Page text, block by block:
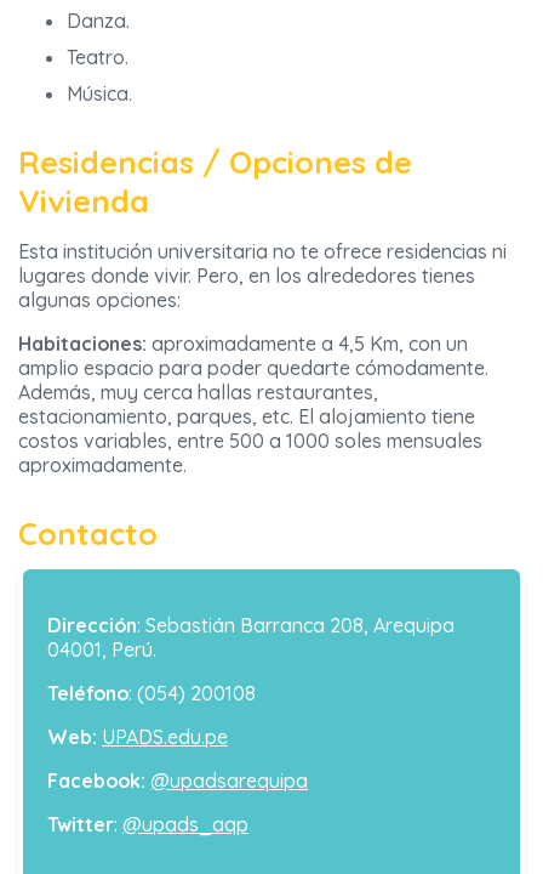
Danza.
Teatro.
Música.
Residencias / Opciones de
Vivienda
Esta institución universitaria no te ofrece residencias ni
lugares donde vivir. Pero, en los alrededores tienes
algunas opciones:
Habitaciones: aproximadamente a 4,5 Km, con un
amplio espacio para poder quedarte cómodamente.
Además, muy cerca hallas restaurantes,
estacionamiento, parques, etc. El alojamiento tiene
costos variables, entre 500 a 1000 soles mensuales
aproximadamente.
Contacto
Dirección: Sebastián Barranca 208, Arequipa
04001, Perú.
Teléfono: (054) 200108
Web: UPADS.edu.pe
Facebook: @upadsarequipa
Twitter: @upads_aqp